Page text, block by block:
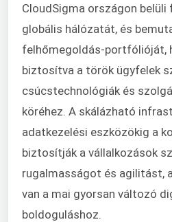
CloudSigma országon
globális hálózatát, és
felhőmegoldás-portfólióját,
biztosítva a török ügyfelek
csúcstechnológiák és
köréhez. A skálázható
adatkezelési eszközökig a
biztosítják a vállalkozások
rugalmasságot és agilitást,
van a mai gyorsan változó
boldoguláshoz.